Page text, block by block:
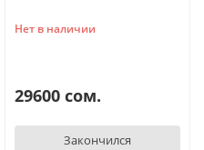
Нет в наличии
29600 сом.
Закончился